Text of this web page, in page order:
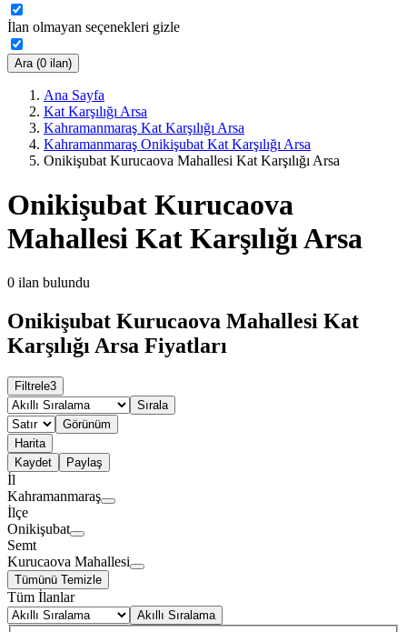
İlan olmayan seçenekleri gizle
Ara (0 ilan)
Ana Sayfa
Kat Karşılığı Arsa
Kahramanmaraş Kat Karşılığı Arsa
Kahramanmaraş Onikişubat Kat Karşılığı Arsa
Onikişubat Kurucaova Mahallesi Kat Karşılığı Arsa
Onikişubat Kurucaova
Mahallesi Kat Karşılığı Arsa
0 ilan bulundu
Onikişubat Kurucaova Mahallesi Kat
Karşılığı Arsa Fiyatları
Filtrele3
Sırala
Görünüm
Harita
Kaydet
Paylaş
İl
Kahramanmaraş
İlçe
Onikişubat
Semt
Kurucaova Mahallesi
Tümünü Temizle
Tüm İlanlar
Akıllı Sıralama